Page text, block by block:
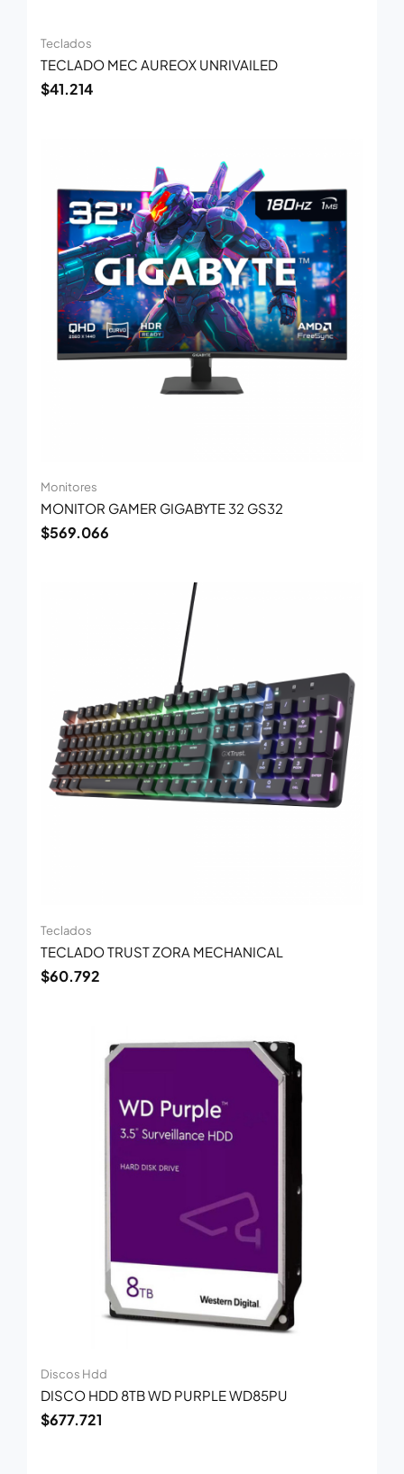
Teclados
TECLADO MEC AUREOX UNRIVAILED
$41.214
Monitores
MONITOR GAMER GIGABYTE 32 GS32
$569.066
Teclados
TECLADO TRUST ZORA MECHANICAL
$60.792
Discos Hdd
DISCO HDD 8TB WD PURPLE WD85PU
$677.721